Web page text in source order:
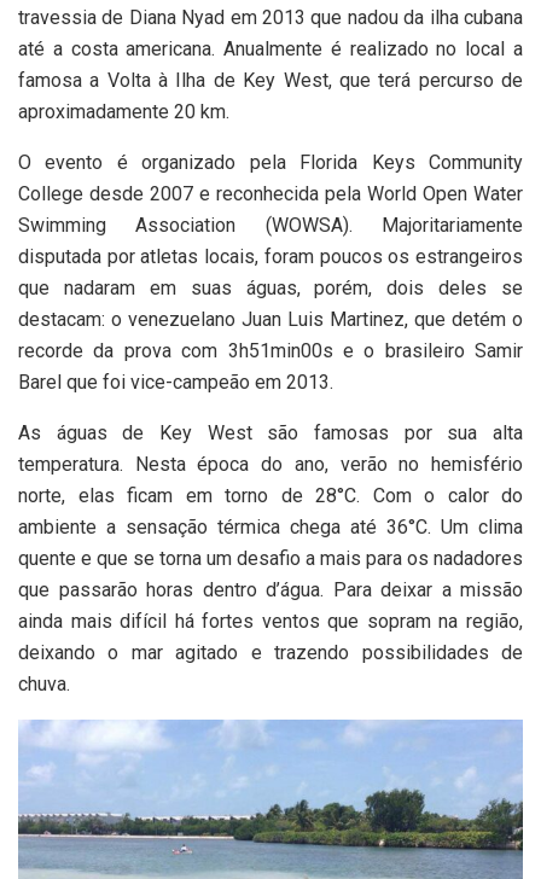
travessia de Diana Nyad em 2013 que nadou da ilha cubana
até a costa americana. Anualmente é realizado no local a
famosa a Volta à Ilha de Key West, que terá percurso de
aproximadamente 20 km.
O evento é organizado pela Florida Keys Community
College desde 2007 e reconhecida pela World Open Water
Swimming Association (WOWSA). Majoritariamente
disputada por atletas locais, foram poucos os estrangeiros
que nadaram em suas águas, porém, dois deles se
destacam: o venezuelano Juan Luis Martinez, que detém o
recorde da prova com 3h51min00s e o brasileiro Samir
Barel que foi vice-campeão em 2013.
As águas de Key West são famosas por sua alta
temperatura. Nesta época do ano, verão no hemisfério
norte, elas ficam em torno de 28°C. Com o calor do
ambiente a sensação térmica chega até 36°C. Um clima
quente e que se torna um desafio a mais para os nadadores
que passarão horas dentro d’água. Para deixar a missão
ainda mais difícil há fortes ventos que sopram na região,
deixando o mar agitado e trazendo possibilidades de
chuva.